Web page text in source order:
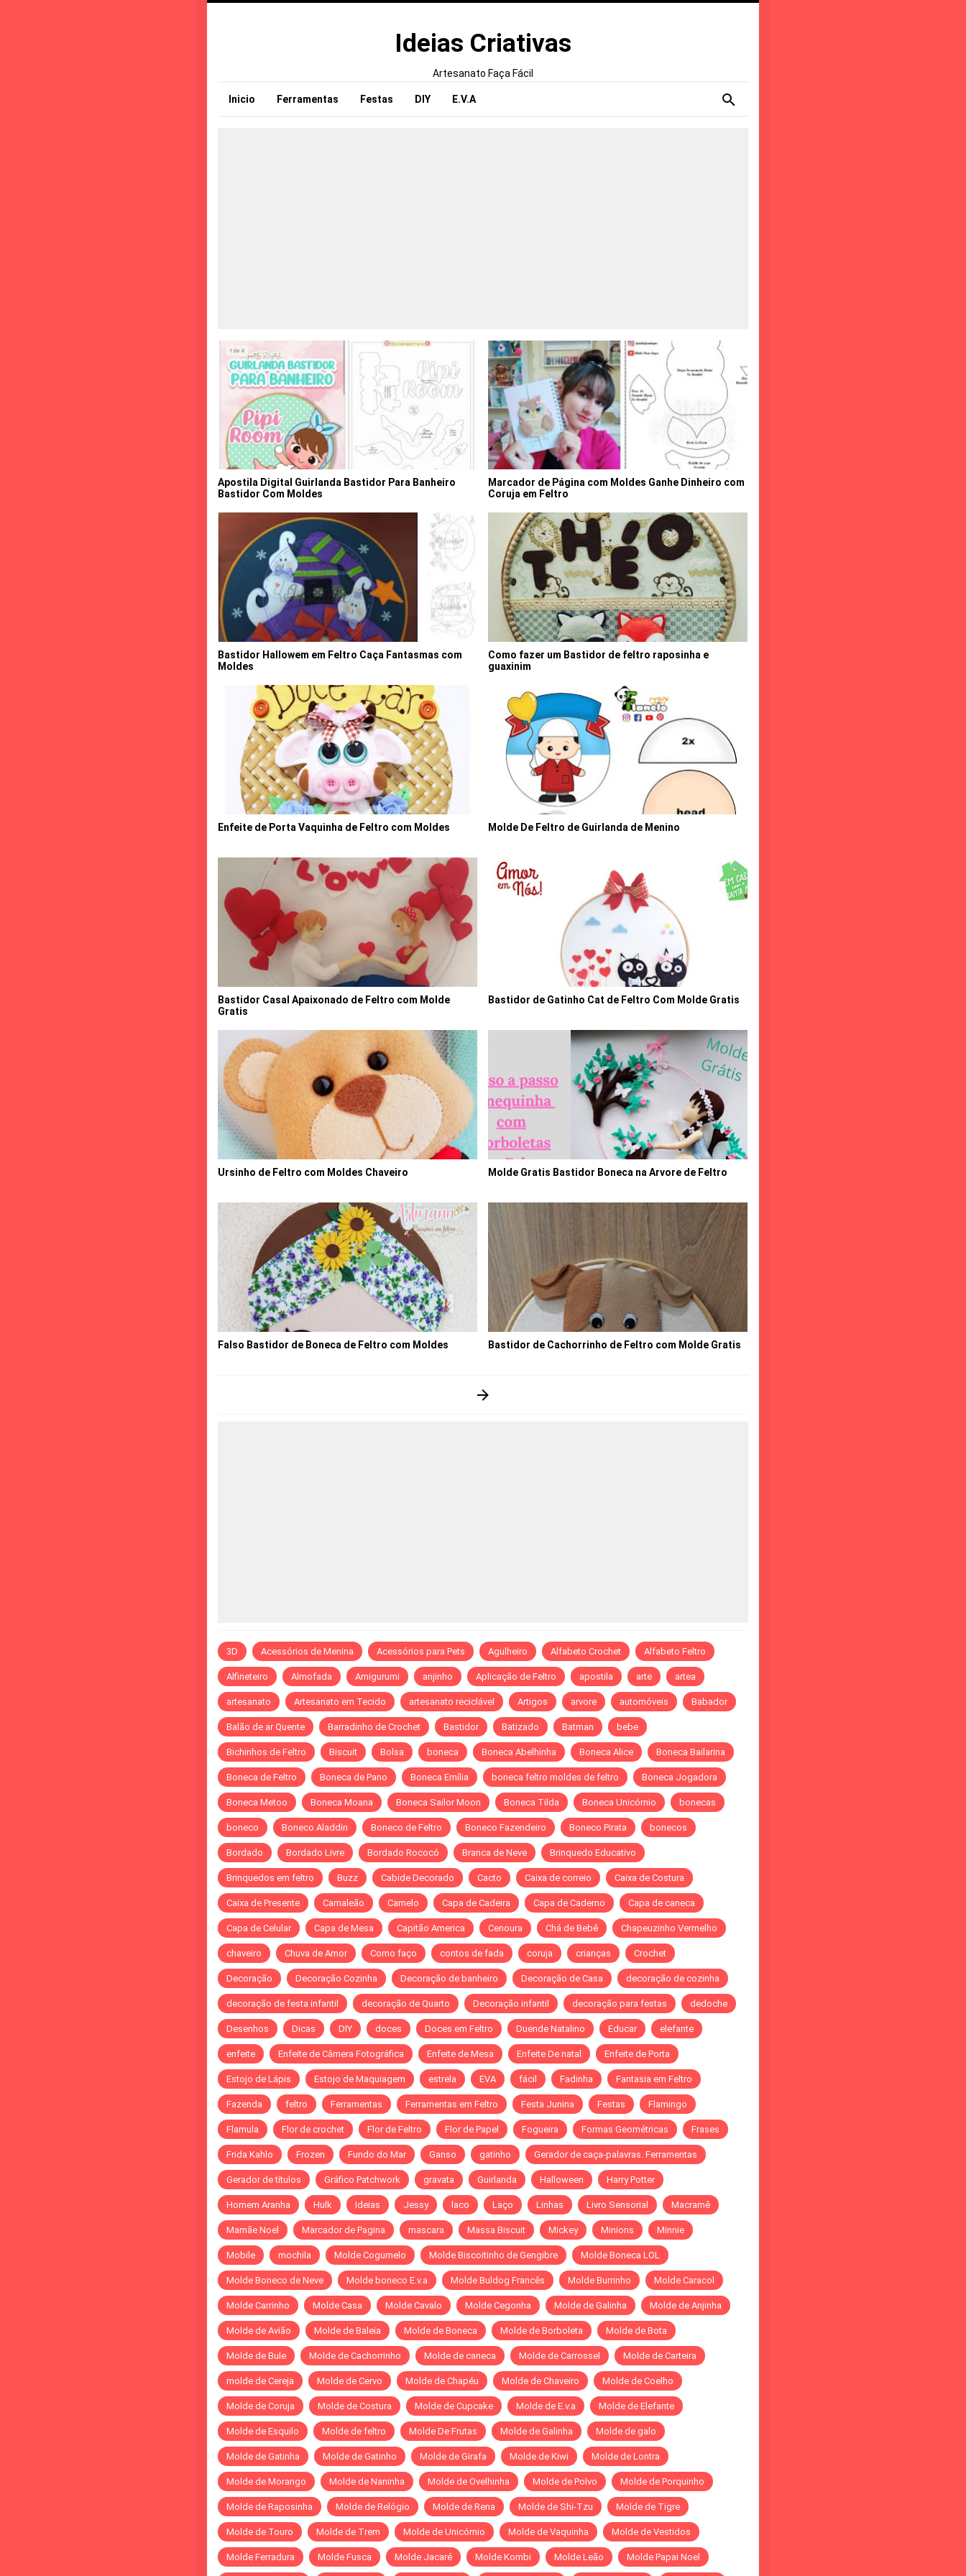
Ideias Criativas
Artesanato Faça Fácil
Inicio Ferramentas Festas DIY E.V.A
Apostila Digital Guirlanda Bastidor Para Banheiro
Bastidor Com Moldes
Marcador de Página com Moldes Ganhe Dinheiro com
Coruja em Feltro
Bastidor Hallowem em Feltro Caça Fantasmas com
Moldes
Como fazer um Bastidor de feltro raposinha e
guaxinim
Enfeite de Porta Vaquinha de Feltro com Moldes Molde De Feltro de Guirlanda de Menino
Bastidor Casal Apaixonado de Feltro com Molde
Gratis
Bastidor de Gatinho Cat de Feltro Com Molde Gratis
Ursinho de Feltro com Moldes Chaveiro Molde Gratis Bastidor Boneca na Arvore de Feltro
Falso Bastidor de Boneca de Feltro com Moldes Bastidor de Cachorrinho de Feltro com Molde Gratis
3D Acessórios de Menina Acessórios para Pets Agulheiro Alfabeto Crochet Alfabeto Feltro
Alfineteiro Almofada Amigurumi anjinho Aplicação de Feltro apostila arte artea
artesanato Artesanato em Tecido artesanato reciclável Artigos arvore automóveis Babador
Balão de ar Quente Barradinho de Crochet Bastidor Batizado Batman bebe
Bichinhos de Feltro Biscuit Bolsa boneca Boneca Abelhinha Boneca Alice Boneca Bailarina
Boneca de Feltro Boneca de Pano Boneca Emília boneca feltro moldes de feltro Boneca Jogadora
Boneca Metoo Boneca Moana Boneca Sailor Moon Boneca Tilda Boneca Unicórnio bonecas
boneco Boneco Aladdin Boneco de Feltro Boneco Fazendeiro Boneco Pirata bonecos
Bordado Bordado Livre Bordado Rococó Branca de Neve Brinquedo Educativo
Brinquedos em feltro Buzz Cabide Decorado Cacto Caixa de correio Caixa de Costura
Caixa de Presente Camaleão Camelo Capa de Cadeira Capa de Caderno Capa de caneca
Capa de Celular Capa de Mesa Capitão America Cenoura Chá de Bebê Chapeuzinho Vermelho
chaveiro Chuva de Amor Como faço contos de fada coruja crianças Crochet
Decoração Decoração Cozinha Decoração de banheiro Decoração de Casa decoração de cozinha
decoração de festa infantil decoração de Quarto Decoração infantil decoração para festas dedoche
Desenhos Dicas DIY doces Doces em Feltro Duende Natalino Educar elefante
enfeite Enfeite de Câmera Fotográfica Enfeite de Mesa Enfeite De natal Enfeite de Porta
Estojo de Lápis Estojo de Maquiagem estrela EVA fácil Fadinha Fantasia em Feltro
Fazenda feltro Ferramentas Ferramentas em Feltro Festa Junina Festas Flamingo
Flamula Flor de crochet Flor de Feltro Flor de Papel Fogueira Formas Geométricas Frases
Frida Kahlo Frozen Fundo do Mar Ganso gatinho Gerador de caça-palavras. Ferramentas
Gerador de títulos Gráfico Patchwork gravata Guirlanda Halloween Harry Potter
Homem Aranha Hulk Ideias Jessy laco Laço Linhas Livro Sensorial Macramê
Mamãe Noel Marcador de Pagina mascara Massa Biscuit Mickey Minions Minnie
Mobile mochila Molde Cogumelo Molde Biscoitinho de Gengibre Molde Boneca LOL
Molde Boneco de Neve Molde boneco E.v.a Molde Buldog Francês Molde Burrinho Molde Caracol
Molde Carrinho Molde Casa Molde Cavalo Molde Cegonha Molde de Galinha Molde de Anjinha
Molde de Avião Molde de Baleia Molde de Boneca Molde de Borboleta Molde de Bota
Molde de Bule Molde de Cachorrinho Molde de caneca Molde de Carrossel Molde de Carteira
molde de Cereja Molde de Cervo Molde de Chapéu Molde de Chaveiro Molde de Coelho
Molde de Coruja Molde de Costura Molde de Cupcake Molde de E.v.a Molde de Elefante
Molde de Esquilo Molde de feltro Molde De Frutas Molde de Galinha Molde de galo
Molde de Gatinha Molde de Gatinho Molde de Girafa Molde de Kiwi Molde de Lontra
Molde de Morango Molde de Naninha Molde de Ovelhinha Molde de Polvo Molde de Porquinho
Molde de Raposinha Molde de Relógio Molde de Rena Molde de Shi-Tzu Molde de Tigre
Molde de Touro Molde de Trem Molde de Unicórnio Molde de Vaquinha Molde de Vestidos
Molde Ferradura Molde Fusca Molde Jacaré Molde Kombi Molde Leão Molde Papai Noel